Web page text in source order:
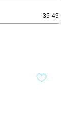
35-43